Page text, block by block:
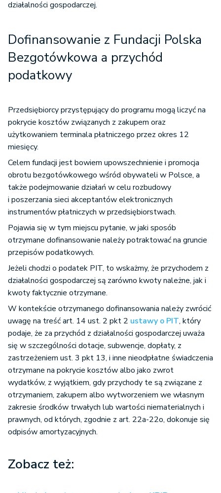
działalności gospodarczej.
Dofinansowanie z Fundacji Polska
Bezgotówkowa a przychód
podatkowy
Przedsiębiorcy przystępujący do programu mogą liczyć na
pokrycie kosztów związanych z zakupem oraz
użytkowaniem terminala płatniczego przez okres 12
miesięcy.
Celem fundacji jest bowiem upowszechnienie i promocja
obrotu bezgotówkowego wśród obywateli w Polsce, a
także podejmowanie działań w celu rozbudowy
i poszerzania sieci akceptantów elektronicznych
instrumentów płatniczych w przedsiębiorstwach.
Pojawia się w tym miejscu pytanie, w jaki sposób
otrzymane dofinansowanie należy potraktować na gruncie
przepisów podatkowych.
Jeżeli chodzi o podatek PIT, to wskażmy, że przychodem z
działalności gospodarczej są zarówno kwoty należne, jak i
kwoty faktycznie otrzymane.
W kontekście otrzymanego dofinansowania należy zwrócić
uwagę na treść art. 14 ust. 2 pkt 2 ustawy o PIT, który
podaje, że za przychód z działalności gospodarczej uważa
się w szczególności dotacje, subwencje, dopłaty, z
zastrzeżeniem ust. 3 pkt 13, i inne nieodpłatne świadczenia
otrzymane na pokrycie kosztów albo jako zwrot
wydatków, z wyjątkiem, gdy przychody te są związane z
otrzymaniem, zakupem albo wytworzeniem we własnym
zakresie środków trwałych lub wartości niematerialnych i
prawnych, od których, zgodnie z art. 22a-22o, dokonuje się
odpisów amortyzacyjnych.
Zobacz też: